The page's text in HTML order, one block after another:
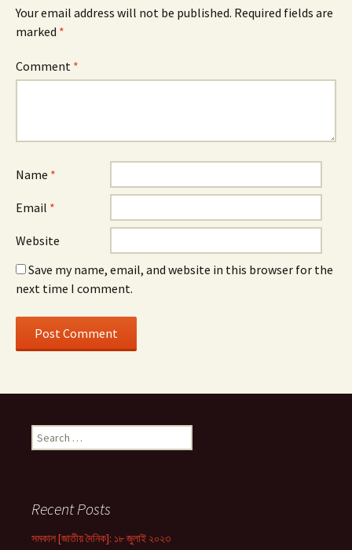
Your email address will not be published. Required fields are
marked *
Comment *
Name *
Email *
Website
Save my name, email, and website in this browser for the
next time I comment.
Search
for:
Recent Posts
সমকাল [জাতীয় দৈনিক]: ১৮ জুলাই ২০২৩